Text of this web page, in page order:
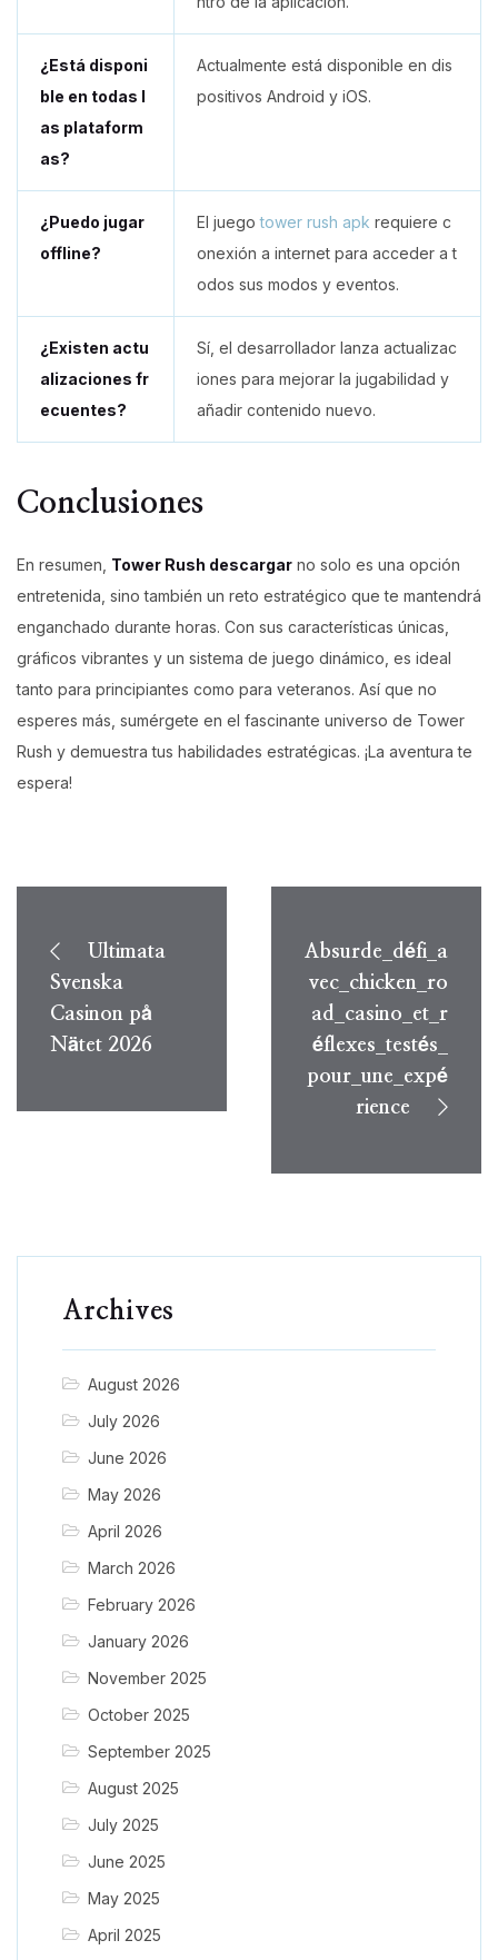
¿Está disponi
ble en todas l
as plataform
as?
Actualmente está disponible en dis
positivos Android y iOS.
¿Puedo jugar
offline?
El juegotower rush apk requiere c
onexión a internet para acceder a t
odos sus modos y eventos.
¿Existen actu
alizaciones fr
ecuentes?
Sí, el desarrollador lanza actualizac
iones para mejorar la jugabilidad y
añadir contenido nuevo.
Conclusiones
En resumen, Tower Rush descargar no solo es una opción
entretenida, sino también un reto estratégico que te mantendrá
enganchado durante horas. Con sus características únicas,
gráficos vibrantes y un sistema de juego dinámico, es ideal
tanto para principiantes como para veteranos. Así que no
esperes más, sumérgete en el fascinante universo de Tower
Rush y demuestra tus habilidades estratégicas. ¡La aventura te
espera!
navigation
Ultimata
Svenska
Casinon på
Nätet 2026
Absurde_défi_a
vec_chicken_ro
ad_casino_et_r
éflexes_testés_
pour_une_expé
rience
Archives
August 2026
July 2026
June 2026
May 2026
April 2026
March 2026
February 2026
January 2026
November 2025
October 2025
September 2025
August 2025
July 2025
June 2025
May 2025
April 2025